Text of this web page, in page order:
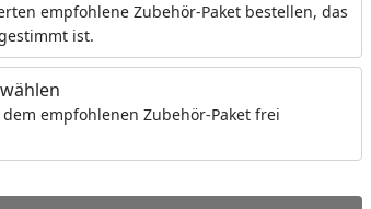
empfohlene Zubehör-Paket bestellen, das
ist.
empfohlenen Zubehör-Paket frei